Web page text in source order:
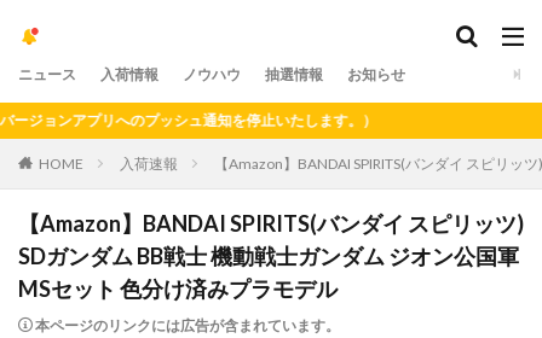
ニュース 入荷情報 ノウハウ 抽選情報 お知らせ
アプリへのプッシュ通知を停止いたします。）
HOME 入荷速報 【Amazon】BANDAI SPIRITS(バンダイ スピリ
【Amazon】BANDAI SPIRITS(バンダイ スピリッツ)
SDガンダム BB戦士 機動戦士ガンダム ジオン公国軍
MSセット 色分け済みプラモデル
本ページのリンクには広告が含まれています。